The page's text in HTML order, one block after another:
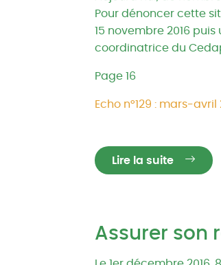
Pour dénoncer cette
15 novembre 2016
coordinatrice du
Page 16
Echo n°129 : mars-avril
Lire la suite
Assurer son